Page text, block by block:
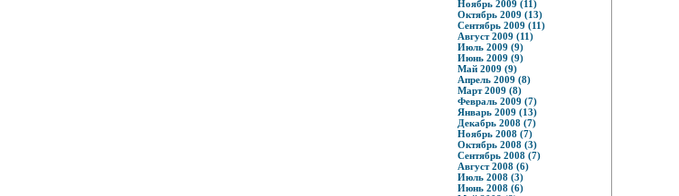
Ноябрь 2009 (11)
Октябрь 2009 (13)
Сентябрь 2009 (11)
Август 2009 (11)
Июль 2009 (9)
Июнь 2009 (9)
Май 2009 (9)
Апрель 2009 (8)
Март 2009 (8)
Февраль 2009 (7)
Январь 2009 (13)
Декабрь 2008 (7)
Ноябрь 2008 (7)
Октябрь 2008 (3)
Сентябрь 2008 (7)
Август 2008 (6)
Июль 2008 (3)
Июнь 2008 (6)